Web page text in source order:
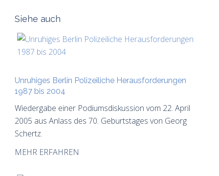
Siehe auch
Unruhiges Berlin Polizeiliche Herausforderungen
1987 bis 2004
Wiedergabe einer Podiumsdiskussion vom 22. April
2005 aus Anlass des 70. Geburtstages von Georg
Schertz.
MEHR ERFAHREN